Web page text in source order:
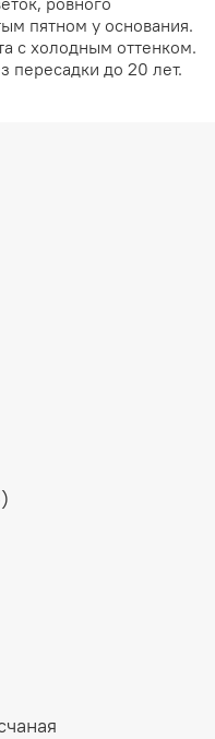
пятном у основания.
с холодным оттенком.
пересадки до 20 лет.